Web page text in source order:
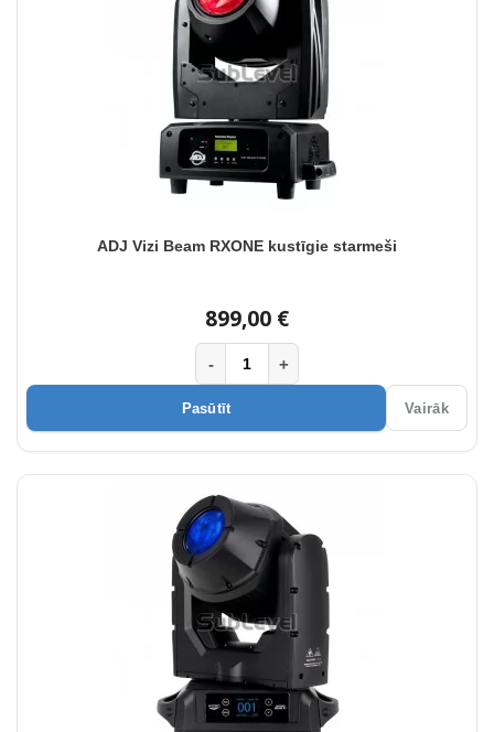
ADJ Vizi Beam RXONE kustīgie starmeši
899,00 €
- +
Pasūtīt Vairāk